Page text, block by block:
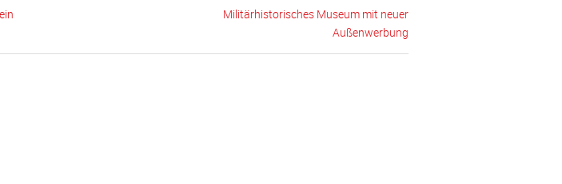
Militärhistorisches Museum mit neuer
Außenwerbung